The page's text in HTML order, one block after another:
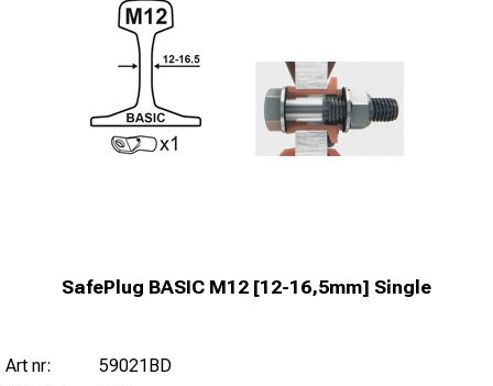
SafePlug BASIC M12 [12-16,5mm] Single
Art nr:
59021BD